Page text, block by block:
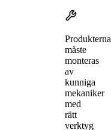
Produkterna
måste
monteras
av
kunniga
mekaniker
med
rätt
verktyg